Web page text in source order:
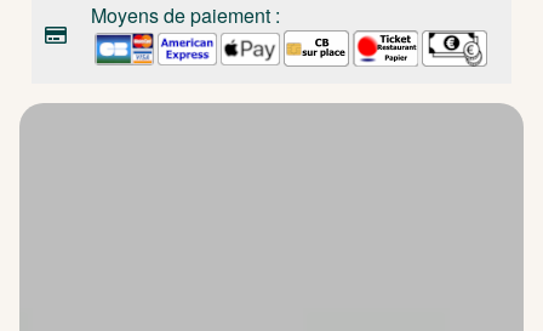
Moyens de paiement :